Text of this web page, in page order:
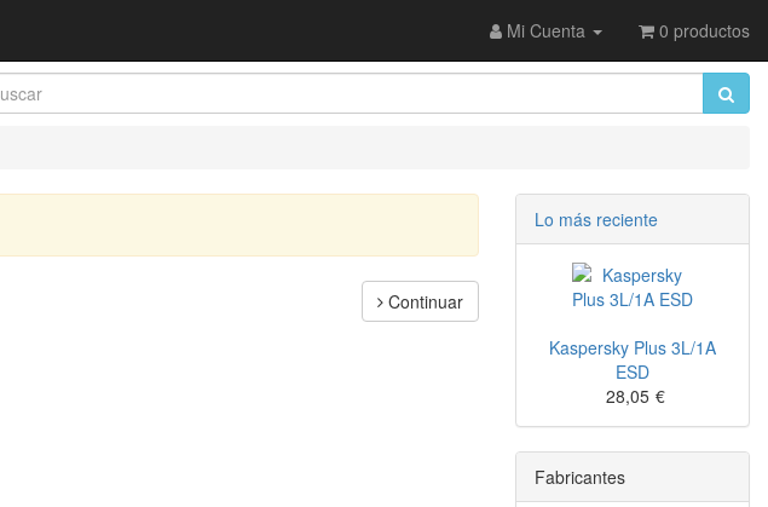
Mi Cuenta 0 productos
Continuar
Lo más reciente
Kaspersky Plus 3L/1A
ESD
28,05 €
Fabricantes